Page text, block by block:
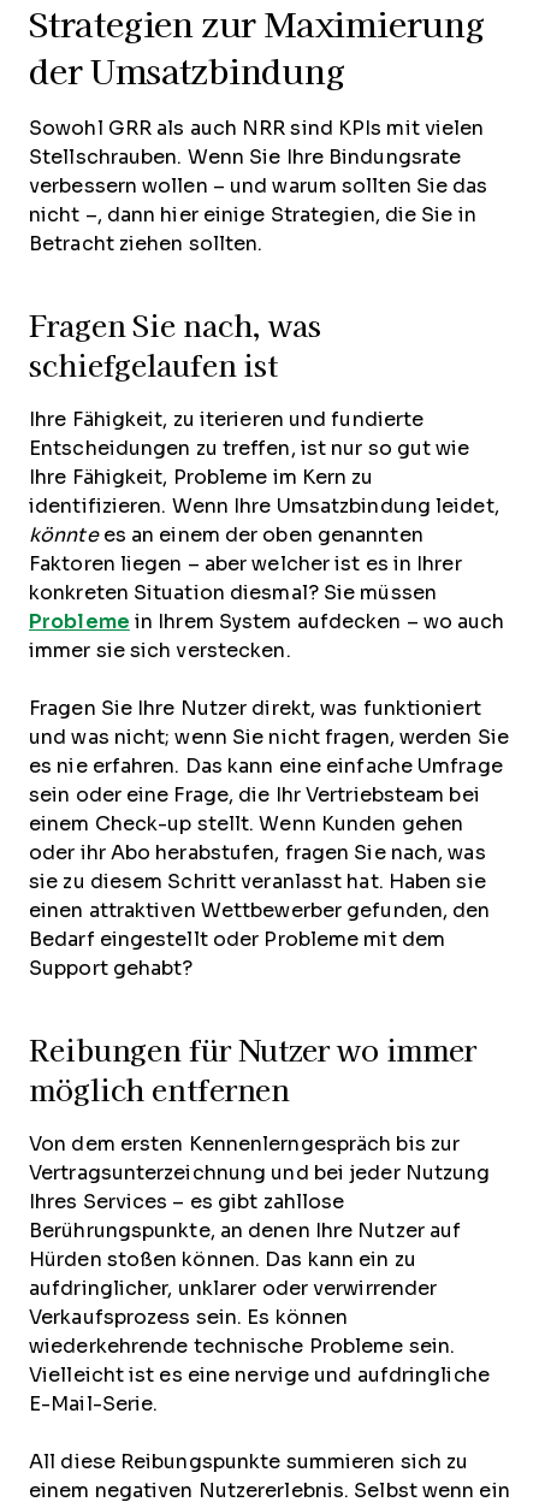
Strategien zur Maximierung
der Umsatzbindung
Sowohl GRR als auch NRR sind KPIs mit vielen
Stellschrauben. Wenn Sie Ihre Bindungsrate
verbessern wollen – und warum sollten Sie das
nicht –, dann hier einige Strategien, die Sie in
Betracht ziehen sollten.
Fragen Sie nach, was
schiefgelaufen ist
Ihre Fähigkeit, zu iterieren und fundierte
Entscheidungen zu treffen, ist nur so gut wie
Ihre Fähigkeit, Probleme im Kern zu
identifizieren. Wenn Ihre Umsatzbindung leidet,
könntees an einem der oben genannten
Faktoren liegen – aber welcher ist es in Ihrer
konkreten Situation diesmal? Sie müssen
Probleme in Ihrem System aufdecken – wo auch
immer sie sich verstecken.
Fragen Sie Ihre Nutzer direkt, was funktioniert
und was nicht; wenn Sie nicht fragen, werden Sie
es nie erfahren. Das kann eine einfache Umfrage
sein oder eine Frage, die Ihr Vertriebsteam bei
einem Check-up stellt. Wenn Kunden gehen
oder ihr Abo herabstufen, fragen Sie nach, was
sie zu diesem Schritt veranlasst hat. Haben sie
einen attraktiven Wettbewerber gefunden, den
Bedarf eingestellt oder Probleme mit dem
Support gehabt?
Reibungen für Nutzer wo immer
möglich entfernen
Von dem ersten Kennenlerngespräch bis zur
Vertragsunterzeichnung und bei jeder Nutzung
Ihres Services – es gibt zahllose
Berührungspunkte, an denen Ihre Nutzer auf
Hürden stoßen können. Das kann ein zu
aufdringlicher, unklarer oder verwirrender
Verkaufsprozess sein. Es können
wiederkehrende technische Probleme sein.
Vielleicht ist es eine nervige und aufdringliche
E-Mail-Serie.
All diese Reibungspunkte summieren sich zu
einem negativen Nutzererlebnis. Selbst wenn ein